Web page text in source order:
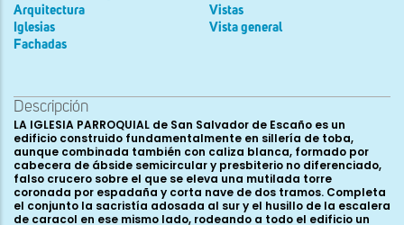
Arquitectura
Iglesias
Fachadas
Vistas
Vista general
Descripción
LA IGLESIA PARROQUIAL de San Salvador de Escaño es un edificio construido fundamentalmente en sillería de toba, aunque combinada también con caliza blanca, formado por cabecera de ábside semicircular y presbiterio no diferenciado, falso crucero sobre el que se eleva una mutilada torre coronada por espadaña y corta nave de dos tramos. Completa el conjunto la sacristía adosada al sur y el husillo de la escalera de caracol en ese mismo lado, rodeando a todo el edificio un humilde atrio de mampostería. Una profunda restauración llevada a cabo en 1998 alteró sustancialmente la estampa del edificio, que hasta entonces contaba con una estancia encima de la nave, con otra dependencia adosada al sur del crucero y accesible sólo desde el interior, con modesto pórtico y con menor altura en la torre, todo lo cual fue desmantelado o reformado en aras de recuperar la morfología románica original, conservada prácticamente en su integridad. El ábside es de planta semicircular, prolongándose en un cortísimo tramo recto que hace la función de presbiterio, aunque de la misma anchura, sin el típico codillo. Este hemiciclo es completamente macizo, si bien hasta la restauración tuvo en el lado sur un pequeño ventanal moderno, ahora cegado. Hacia mediados del siglo XX toda su mitad norte sufrió un derrumbe -como consecuencia de la fuerte ladera que hay a ese lado-, reconstruyéndose según la forma original, aunque es perfectamente visible toda la parte renovada. El alero sigue siendo el primitivo románico, repuesto en la parte afectada por el derrumbe y formado por cornisa ajedrezada sostenida por dieciocho canecillos, casi todos con formas geométricas -generalmente de cuartos de cilindro y nacelas superpuestas-, aunque uno de ellos es figurado, con cabeza bovina. Sigue a esta cabecera el falso crucero que sirve de base a la torre, un cuerpo macizo que se elevaba por encima de la cumbrera de la nave pero que hoy no remata en torre como tal, sino en una espadaña que se alza en el costado sur. Esta estructura resulta uno de los elementos de más compleja interpretación, aunque sigue el típico esquema de torre alzándose entre la nave y la cabecera, sobre un falso crucero no destacado en planta, cuyos mejores ejemplo son San Quirce de Los Ausines, la ermita de Nuestra Señora del Valle de Monasterio de Rodilla y, ya en tierras mucho más cercanas a Escaño, Valdenoceda, El Almiñé y sobre todo San Pedro de Tejada. Como en esta última, sobre una base reforzada con someros contrafuertes en los extremos de los muros, se alza un pequeño cuerpo aliviado en cada una de sus cuatro caras con dos pequeños y sencillos arcos ciegos de medio punto sobre los que se elevaría el campanario. Pero en realidad en los muros norte y este tales arcos se han hecho en la restauración de 1998 pues hasta entonces el paramento era completamente liso, resultado también de la reconstrucción llevada a cabo a mediados del siglo XX. Ta l iniciativa de recrear lo que no existía se ha debido fundamentar en las formas que presenta la torre de San Pedro de Tejada -que siempre se ha supuesto modelo de este tipo de estructuras- y en los dos arcos que se ven bajo la espadaña, puesto que el lado oeste está mucho más alterado y el único arco que se ve ahí no necesariamente tiene que responder al mismo tipo y momento. Otro de los interrogantes consiste en saber si la torre se llegó a concluir o no, aunque casi nos inclinamos más por pensar que sí se remató y que un desplome posterior daría paso a la espadaña, obra de más simple ejecución. Basamos esta hipótesis en el hecho de que la combinación de toba y caliza que se da bajo el campanario, en el cuerpo de los arcos ciegos, obedecería a una reconstrucción que empleó el segundo tipo de roca -en el que se hace la espadaña- sobre una fábrica anterior de toba, con una quebrada línea de unión entre ambos tipos de piedra que parece obedecer más a las formas que deja un derrumbe que a las que pueden haber quedado en una obra inconclusa. En todo caso la espadaña sigue igualmente el modelo surgido en época románica -cuerpo inferior más ancho, superado por un campanario de dos troneras y remate a piñón- y que tanto éxito tuvo en los siglos siguientes, continuando su empleo todavía en la Edad Moderna, de ahí las dificultades para aportar una fecha, aunque seguramente ya no sea medieval. Los muros septentrional y oriental de este crucero-torre fueron afectados, como se ha dicho, por el derrumbe y consecuente reconstrucción de mediados del siglo XX, datando de entonces el remonte de la ventana románica del lado norte, que ahora se nos presenta como un amplio vano de medio punto, con recerco abocelado y trasdosado por una chambrana ajedrezada, aunque en origen como mucho habría una estrecha saetera, o incluso un falso vano. Otra ventana del mismo tipo, aunque en este caso original, se abre en el muro sur, donde se puede apreciar claramente cómo la saetera interna ha sido ampliada y cómo una imposta ajedrezada recorre todo el paño, trazando un arco, a modo de imposta, para salvar la ventana, un sistema que se ve también en El Almiñé o en San Pedro de Tejada y que sin duda debió existir también en la fachada norte. La puerta que hoy se ve en la base de este paramento es moderna, de una de las estancias adosadas que se han eliminado. El acceso a la torre se hacía mediante un husillo adosado a su esquina suroeste, un perfecto cilindro que se estrecha levemente a media altura y que se halla desmochado, aunque también se han alzado varias hiladas durante las recientes obras. Hoy es accesible desde el exterior, pero lo más probable es que en origen la entrada fuera desde dentro del templo. Por lo que respecta a la nave propiamente dicha, en el exterior se muestra como una estructura unitaria, de muros laterales macizos y lisos que concluyen en una fachada occidental ligeramente más ancha y rematada a piñón. En el lado norte se conservan todos los canecillos del alero, once piezas de formas geométricas, con nacelas o nacelas escalonadas con pitones o puntas de clavo; la cornisa actual sin embargo ha sido añadida en la restauración. En la fachada sur casi la mitad del paño está ocupada por el husillo, conservando igualmente la cota del alero antiguo, con seis canes como los del muro norte aunque también con la cornisa reconstruida. La portada es también moderna y nunca debió haber aquí acceso románico, aunque sí es de esa época el pequeño óculo que aparece encima, recercado por una moldura decorada con pentafolias. La portada original, y creemos que la única en el momento en que se construyó la iglesia, se halla en la fachada de poniente, situada entre dos robustos contrafuertes que pueden ser al menos de época gótica o incluso del momento en que se colocó la ya desaparecida estancia sobre el cuerpo de la nave. Avanza ligeramente sobre el muro, con un remate superior de albardilla achaflanada y constando simplemente de un arco de medio punto trasdosado por dos molduras a modo de chambranas superpuestas, la interior ajedrezada y la exterior con entrelazo anguloso, apoyando en simples jambas rematadas en impostas ajedrezadas. Hasta la restauración se hallaba cegada. Sobre esta portada se abre un ventanal de medio punto, tendiendo ligeramente a la herradura, sin embargo es el resultado de la combinación de dos ventanas de distintas épocas: un óculo románico -posiblemente de doble rosca- que en siglos modernos fue parcialmente cegado en su parte superior, rasgándose la inferior para colocar un ventanal cuadrado más bajo, ahora eliminado pero del que se ha respetado la rotura que hizo en el muro. Pasando al interior, el conjunto se muestra bastante sobrio, con el ábside recorrido a media altura por una imposta ajedrezada y por otra similar que da paso a la bóveda de horno con ligera prolongación en un corto cañón. El sencillo arco triunfal, de medio punto doblado, con dobles pilastras coronadas por impostas taqueadas, da paso al falso crucero, que en realidad hace funciones de primer tramo de nave. Sus muros laterales están aliviados por un gran arco ciego de medio punto, completamente liso, aunque a media altura está cortado por una imposta ajedrezada sobre la que se disponen las ventanas, de un formato similar al que muestran en el exterior, aunque ahora resulta evidente que contaban con columnillas, desaparecidas en todos los casos. Este espacio se cubre con una tosca cúpula que arranca de una imposta achaflanada y que guarda una forma poco ortodoxa pues más que media esfera es casi de tendencia cuadrangular, sin trompas ni pechinas ni otro recurso que facilite el tránsito desde el cuadrado que sirve de base. En realidad creemos que está totalmente reconstruida y hecha por alguien poco versado en este tipo de estructuras, pues la original debió ser en realidad una bóveda de crucería, con unos nervios que apoyaban en las esquinas, en cuatro ménsulas, o más bien canecillos, aún conservados y todos ellos decorados: un posible oso, cabeza animal con algo en las fauces, leoncillo en actitud agresiva y figura humana. En el muro de la epístola de este tramo se hallaba la puerta que daba paso a la estancia-trastero desmantelada, con una lauda sepulcral tardogótica dispuesta en el umbral. Por otro lado, en la base del muro norte se aprecia a ras de suelo el bocel del un bancal o podio románico, lo que da idea del recrecimiento que ha experimentado el suelo y el aspecto aún más esbelto que debía tener originalmente todo el espacio interior. Sobre él se halla una magnífica inscripción, tallada en un sillar y dispuesta en posición girada, lo que sin duda denota claramente su descontextualización, aunque teniendo en cuenta que todo este lado sufrió el derrumbe de mediados del siglo XX pudo ser entonces cuando se colocó así. Está trazada en cuatro renglones, con una grafía visigótica donde se acumulan los nexos y las letras volteadas: + OB HONORE : S(an)C(t)I SALVATORIS : ET S(an)C(ta)E MARIAE : EIVSDE( m) : GENITRICIS : ET ALIORV(m) : S(an)C(t)ORVM QVORVM : RELIQ(v)IE